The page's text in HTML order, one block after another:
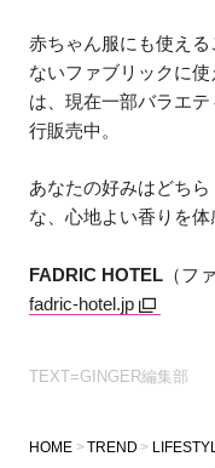
赤ちゃん服にも使え
ないファブリックに
は、現在一部バラエ
行販売中。
あなたの好みはどち
な、心地よい香りを体
FADRIC HOTEL （フ
fadric-hotel.jp
TEXT=GINGER編集部
HOME TREND